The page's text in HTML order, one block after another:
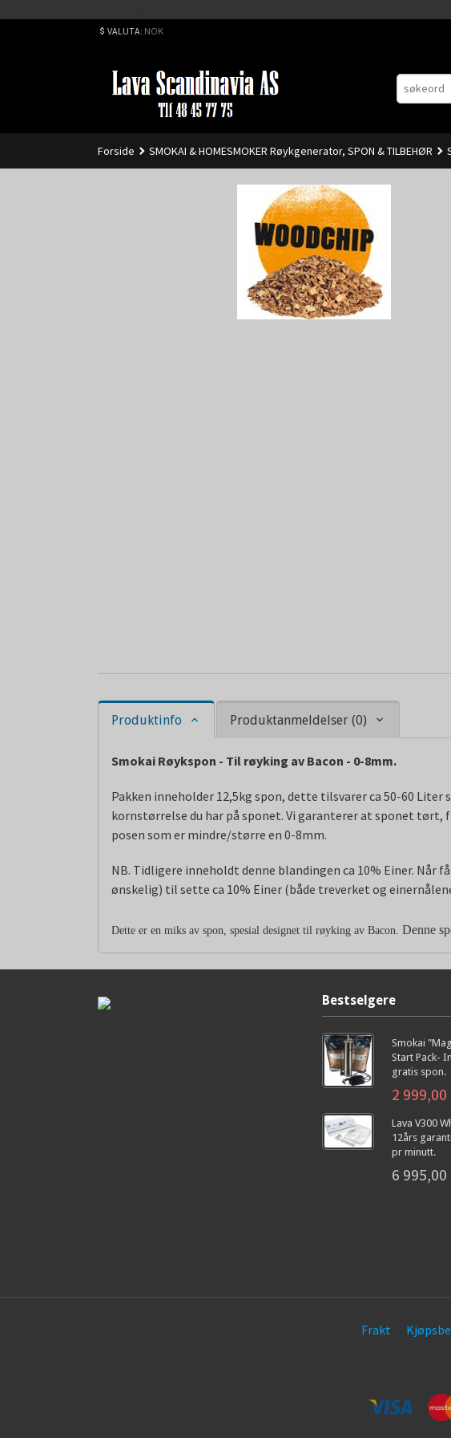
VALUTA: NOK
Forside SMOKAI & HOMESMOKER Røykgenerator, SPON & TILBEHØR
Smokai Røykspon - Blanding til Bacon -12,5kg "Originalen".
Produktinfo Produktanmeldelser (0)
Smokai Røykspon - Til røyking av Bacon - 0-8mm.
Pakken inneholder 12,5kg spon, dette tilsvarer ca 50-60
kornstørrelse du har på sponet. Vi garanterer at sponet tørt,
posen som er mindre/større en 0-8mm.
NB. Tidligere inneholdt denne blandingen ca 10% Einer. Når
ønskelig) til sette ca 10% Einer (både treverket og
Dette er en miks av spon, spesial designet til røyking av Bacon. Denne
Bestselgere
Smokai
Start Pack-
gratis spon.
2 999,00
Lava V300
12års
pr minutt.
6 995,00
Frakt